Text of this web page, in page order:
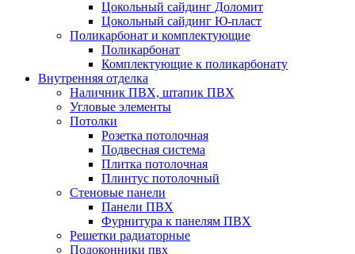
Цокольный сайдинг Доломит
Цокольный сайдинг Ю-пласт
Поликарбонат и комплектующие
Поликарбонат
Комплектующие к поликарбонату
Внутренняя отделка
Наличник ПВХ, штапик ПВХ
Угловые элементы
Потолки
Розетка потолочная
Подвесная система
Плитка потолочная
Плинтус потолочный
Стеновые панели
Панели ПВХ
Фурнитура к панелям ПВХ
Решетки радиаторные
Подоконники пвх